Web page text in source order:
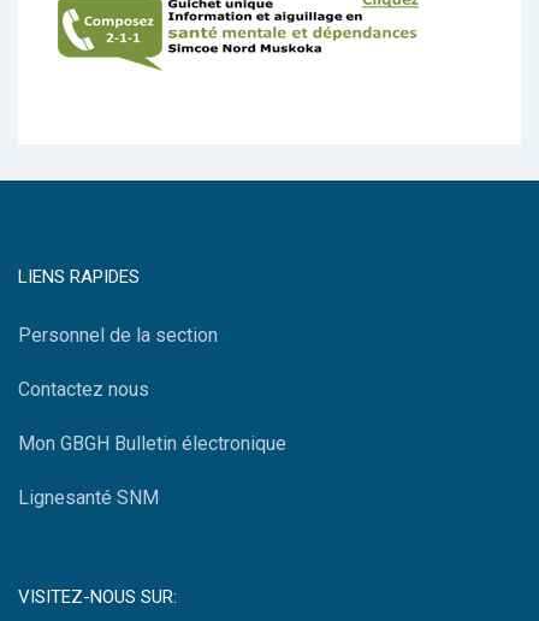
LIENS RAPIDES
Personnel de la section
Contactez nous
Mon GBGH Bulletin électronique
Lignesanté SNM
VISITEZ-NOUS SUR: